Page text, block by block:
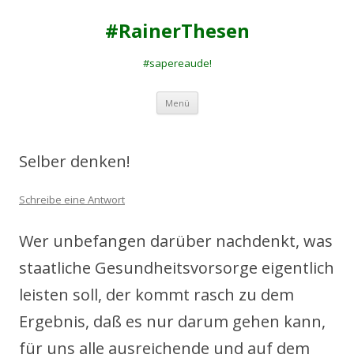
#RainerThesen
#sapereaude!
Menü Zum
springen
Selber denken!
Schreibe eine Antwort
Wer unbefangen darüber nachdenkt, was
staatliche Gesundheitsvorsorge eigentlich
leisten soll, der kommt rasch zu dem
Ergebnis, daß es nur darum gehen kann,
für uns alle ausreichende und auf dem